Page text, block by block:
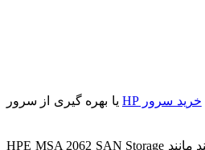
خرید سرور HP یا بهره گیری از سرور
به ویژه مدل های قدرتمند مانند HPE MSA 2062 SAN Storage